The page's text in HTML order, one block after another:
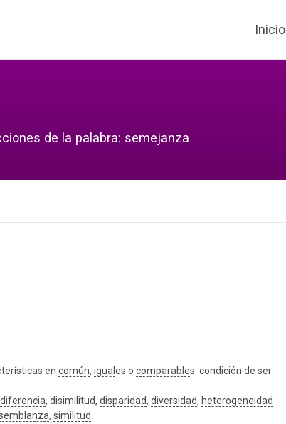
Inicio
de la palabra: semejanza
en común, iguales o comparables. condición de ser
diferencia, disimilitud, disparidad, diversidad, heterogeneidad
, similitud